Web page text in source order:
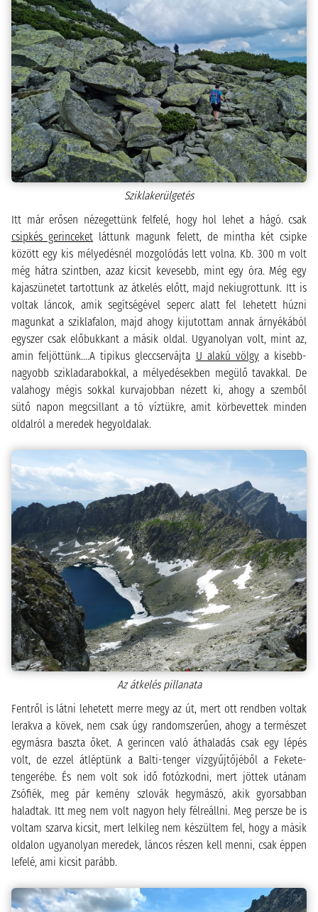
Sziklakerülgetés
Itt már erősen nézegettünk felfelé, hogy hol lehet a hágó. csak
csipkés gerinceket láttunk magunk felett, de mintha két csipke
között egy kis mélyedésnél mozgolódás lett volna. Kb. 300 m volt
még hátra szintben, azaz kicsit kevesebb, mint egy óra. Még egy
kajaszünetet tartottunk az átkelés előtt, majd nekiugrottunk. Itt is
voltak láncok, amik segítségével seperc alatt fel lehetett húzni
magunkat a sziklafalon, majd ahogy kijutottam annak árnyékából
egyszer csak előbukkant a másik oldal. Ugyanolyan volt, mint az,
amin feljöttünk....A tipikus gleccservájta U alakú völgya kisebb-
nagyobb szikladarabokkal, a mélyedésekben megülő tavakkal. De
valahogy mégis sokkal kurvajobban nézett ki, ahogy a szemből
sütő napon megcsillant a tó víztükre, amit körbevettek minden
oldalról a meredek hegyoldalak.
Az átkelés pillanata
Fentről is látni lehetett merre megy az út, mert ott rendben voltak
lerakva a kövek, nem csak úgy randomszerűen, ahogy a természet
egymásra baszta őket. A gerincen való áthaladás csak egy lépés
volt, de ezzel átléptünk a Balti-tenger vízgyűjtőjéből a Fekete-
tengerébe. És nem volt sok idő fotózkodni, mert jöttek utánam
Zsófiék, meg pár kemény szlovák hegymászó, akik gyorsabban
haladtak. Itt meg nem volt nagyon hely félreállni. Meg persze be is
voltam szarva kicsit, mert lelkileg nem készültem fel, hogy a másik
oldalon ugyanolyan meredek, láncos részen kell menni, csak éppen
lefelé, ami kicsit parább.